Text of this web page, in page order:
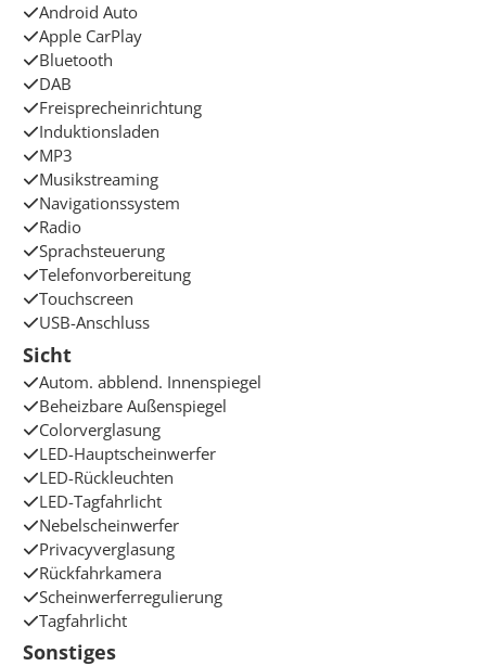
Android Auto
Apple CarPlay
Bluetooth
DAB
Freisprecheinrichtung
Induktionsladen
MP3
Musikstreaming
Navigationssystem
Radio
Sprachsteuerung
Telefonvorbereitung
Touchscreen
USB-Anschluss
Sicht
Autom. abblend. Innenspiegel
Beheizbare Außenspiegel
Colorverglasung
LED-Hauptscheinwerfer
LED-Rückleuchten
LED-Tagfahrlicht
Nebelscheinwerfer
Privacyverglasung
Rückfahrkamera
Scheinwerferregulierung
Tagfahrlicht
Sonstiges